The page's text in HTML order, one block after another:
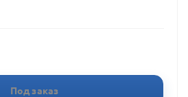
Под заказ